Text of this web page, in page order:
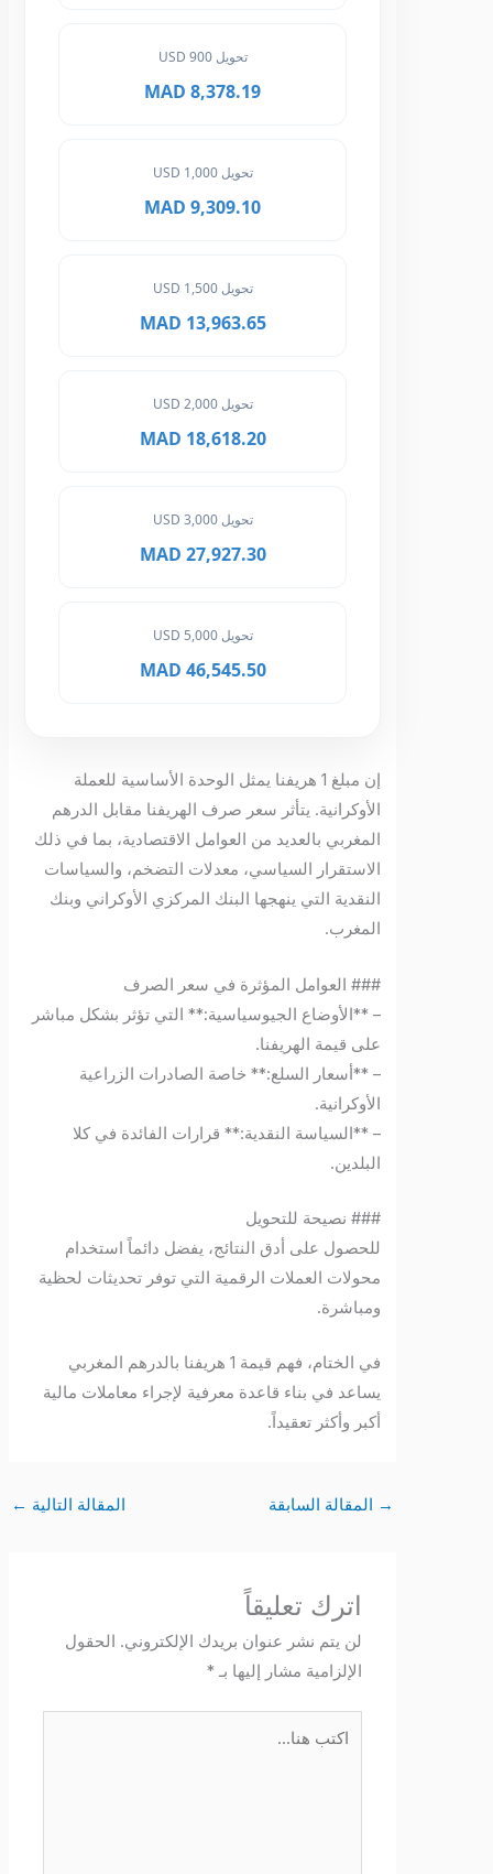
تحويل 900 USD
8,378.19 MAD
تحويل 1,000 USD
9,309.10 MAD
تحويل 1,500 USD
13,963.65 MAD
تحويل 2,000 USD
18,618.20 MAD
تحويل 3,000 USD
27,927.30 MAD
تحويل 5,000 USD
46,545.50 MAD
إن مبلغ 1 هريفنا يمثل الوحدة الأساسية للعملة
الأوكرانية. يتأثر سعر صرف الهريفنا مقابل الدرهم
المغربي بالعديد من العوامل الاقتصادية، بما في ذلك
الاستقرار السياسي، معدلات التضخم، والسياسات
النقدية التي ينهجها البنك المركزي الأوكراني وبنك
المغرب.
### العوامل المؤثرة في سعر الصرف
– **الأوضاع الجيوسياسية:** التي تؤثر بشكل مباشر
على قيمة الهريفنا.
– **أسعار السلع:** خاصة الصادرات الزراعية
الأوكرانية.
– **السياسة النقدية:** قرارات الفائدة في كلا
البلدين.
### نصيحة للتحويل
للحصول على أدق النتائج، يفضل دائماً استخدام
محولات العملات الرقمية التي توفر تحديثات لحظية
ومباشرة.
في الختام، فهم قيمة 1 هريفنا بالدرهم المغربي
يساعد في بناء قاعدة معرفية لإجراء معاملات مالية
أكبر وأكثر تعقيداً.
المقالة السابقة المقالة التالية←
اترك تعليقاً
لن يتم نشر عنوان بريدك الإلكتروني. الحقول
الإلزامية مشار إليها بـ*